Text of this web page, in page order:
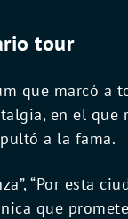
tour
que marcó a
en el
a la fama.
“Por esta
que